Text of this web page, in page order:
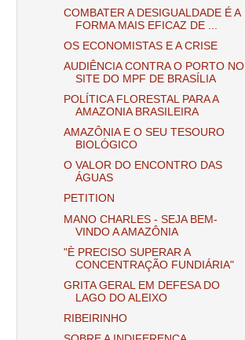
COMBATER A DESIGUALDADE É A
FORMA MAIS EFICAZ DE ...
OS ECONOMISTAS E A CRISE
AUDIÊNCIA CONTRA O PORTO NO
SITE DO MPF DE BRASÍLIA
POLÍTICA FLORESTAL PARA A
AMAZONIA BRASILEIRA
AMAZÔNIA E O SEU TESOURO
BIOLÓGICO
O VALOR DO ENCONTRO DAS
ÁGUAS
PETITION
MANO CHARLES - SEJA BEM-
VINDO A AMAZÔNIA
"È PRECISO SUPERAR A
CONCENTRAÇÃO FUNDIÁRIA"
GRITA GERAL EM DEFESA DO
LAGO DO ALEIXO
RIBEIRINHO